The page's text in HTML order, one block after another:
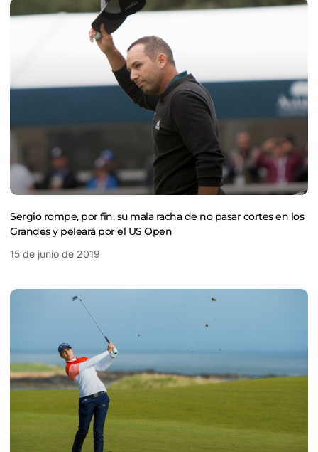
Sergio rompe, por fin, su mala racha de no pasar cortes en los
Grandes y peleará por el US Open
15 de junio de 2019